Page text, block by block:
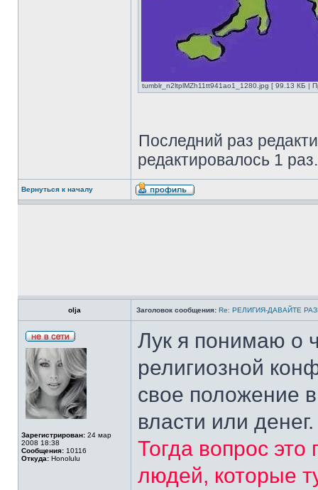
tumblr_n2ltplMZh11tt941ao1_1280.jpg [ 99.13 КБ |
Последний раз
редактировалось 1 раз.
Вернуться к началу
olja Заголовок сообщения: Re: РЕЛИГИЯ-ДАВАЙТЕ
Зарегистрирован: 24 мар
2008 18:38
Сообщения: 10116
Откуда: Honolulu
Лук я понимаю о
религиозной
свое положение
власти или денег.
Тогда вопрос
людей, которые